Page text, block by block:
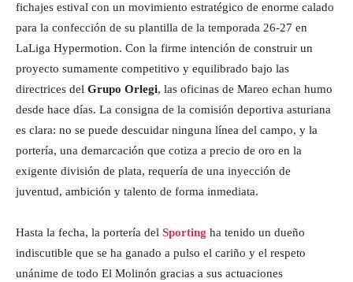
fichajes estival con un movimiento estratégico de enorme calado
para la confección de su plantilla de la temporada 26-27 en
LaLiga Hypermotion. Con la firme intención de construir un
proyecto sumamente competitivo y equilibrado bajo las
directrices del Grupo Orlegi, las oficinas de Mareo echan humo
desde hace días. La consigna de la comisión deportiva asturiana
es clara: no se puede descuidar ninguna línea del campo, y la
portería, una demarcación que cotiza a precio de oro en la
exigente división de plata, requería de una inyección de
juventud, ambición y talento de forma inmediata.
Hasta la fecha, la portería del Sporting ha tenido un dueño
indiscutible que se ha ganado a pulso el cariño y el respeto
unánime de todo El Molinón gracias a sus actuaciones